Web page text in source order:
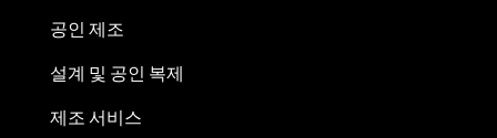
공인 제조
설계 및 공인 복제
제조 서비스